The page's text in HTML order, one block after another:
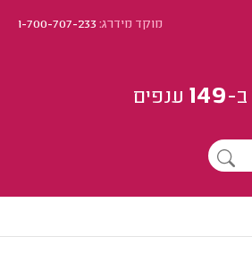
מוקד מידרג:1-700-707-233
ב-149 ענפים